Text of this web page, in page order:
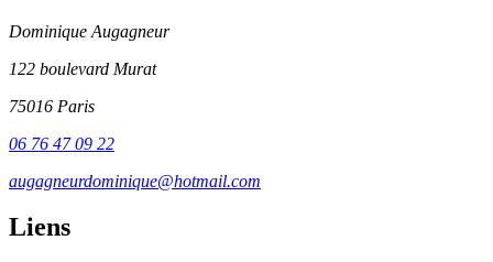
Dominique Augagneur
122 boulevard Murat
75016 Paris
06 76 47 09 22
augagneurdominique@hotmail.com
Liens